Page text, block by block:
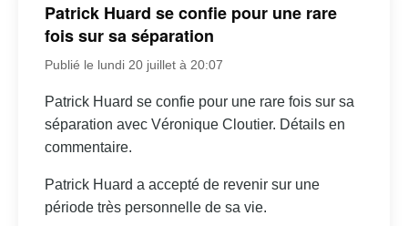
Patrick Huard se confie pour une rare
fois sur sa séparation
Publié le lundi 20 juillet à 20:07
Patrick Huard se confie pour une rare fois sur sa
séparation avec Véronique Cloutier. Détails en
commentaire.
Patrick Huard a accepté de revenir sur une
période très personnelle de sa vie.